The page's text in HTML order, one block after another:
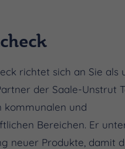
richtet sich an Sie als
der Saale-Unstrut
kommunalen und
Bereichen. Er
neuer Produkte, damit